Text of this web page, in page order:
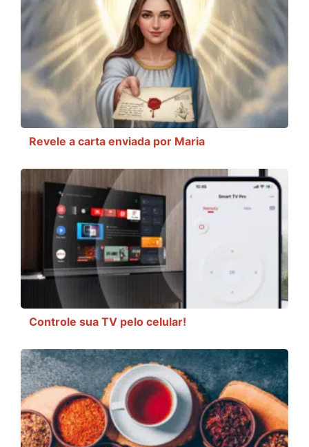
Revele a carta enviada por Maria
Controle sua TV pelo celular!